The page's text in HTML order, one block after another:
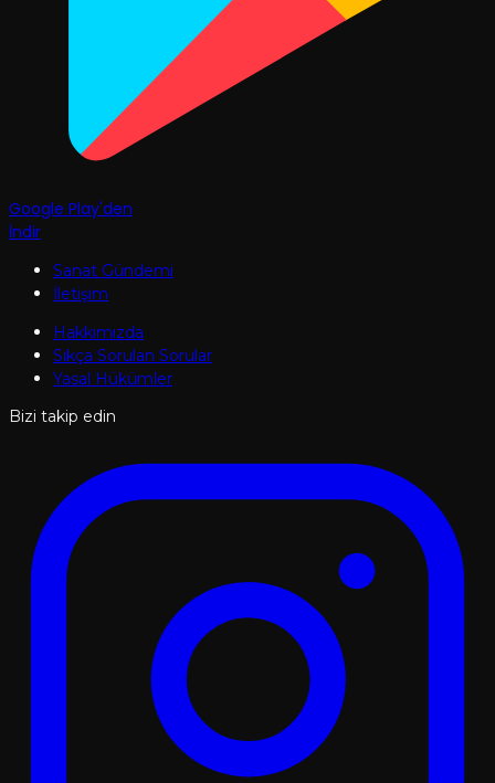
Google Play'den
İndir
Sanat Gündemi
İletişim
Hakkımızda
Sıkça Sorulan Sorular
Yasal Hükümler
Bizi takip edin